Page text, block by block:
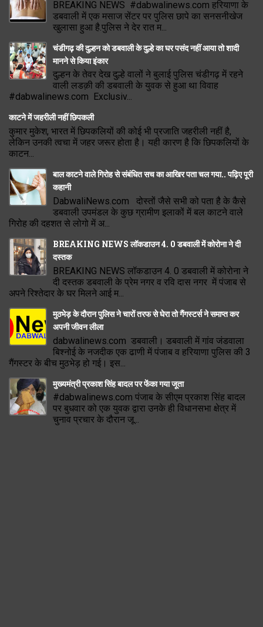
BREAKING NEWS #dabwalinews.com हरियाणा के
डबवाली में एक मसाज सेंटर पर पुलिस छापे का सनसनीखेज
खुलासा हुआ है.पुलिस ने देर रात म...
चंडीगढ़ की दुल्हन को डबवाली के दुल्हे का घर पसंद नहीं आया तो शादी
मानने से किया इंकार
दुल्हन के तेवर देख दुल्हे वालों ने बुलाई पुलिस चंडीगढ़ में रहने
वाली लडक़ी की डबवाली के युवक से हुआ था विवाह
#dabwalinews.com Exclusiv...
काटने में जहरीली नहीं छिपकली
कुमार मुकेश, भारत में छिपकलियों की कोई भी प्रजाति जहरीली नहीं है,
लेकिन उनकी त्वचा में जहर जरूर होता है। यही कारण है कि छिपकलियों के
काटन...
बाल काटने वाले गिरोह से संबंधित सच का आखिर पता चल गया.. पढ़िए पूरी
कहानी
DabwaliNews.com दोस्तों जैसे सभी को पता है के कैसे
डबवाली उपमंडल के कुछ ग्रामीण इलाकों में बल काटने वाले
गिरोह की दहशत से लोगो में अ...
BREAKING NEWS लॉकडाउन 4. 0 डबवाली में कोरोना ने दी
दस्तक
BREAKING NEWS लॉकडाउन 4. 0 डबवाली में कोरोना ने
दी दस्तक डबवाली के प्रेम नगर व रवि दास नगर में पंजाब से
अपने रिश्तेदार के घर मिलने आई म...
मुठभेड़ के दौरान पुलिस ने चारों तरफ से घेरा तो गैंगस्टर्स ने समाप्त कर
अपनी जीवन लीला
dabwalinews.com डबवाली। डबवाली में गांव जंडवाला
बिश्नोई के नजदीक एक ढाणी में पंजाब व हरियाणा पुलिस की 3
गैंगस्टर के बीच मुठभेड़ हो गई। इस...
मुख्यमंत्री प्रकाश सिंह बादल पर फेंका गया जूता
#dabwalinews.com पंजाब के सीएम प्रकाश सिंह बादल
पर बुधवार को एक युवक द्वारा उनके ही विधानसभा क्षेत्र में
चुनाव प्रचार के दौरान जू...